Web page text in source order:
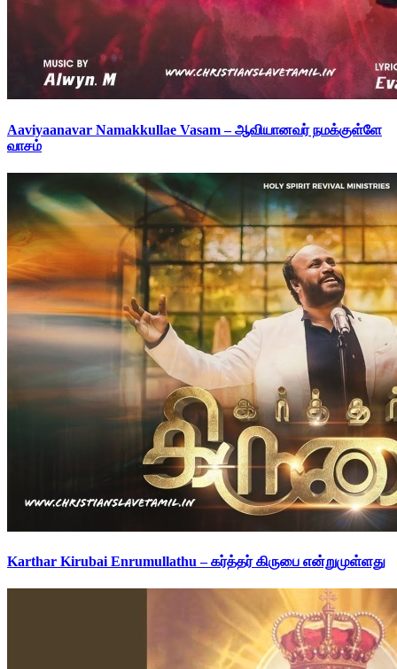
Aaviyaanavar Namakkullae Vasam – ஆவியானவர் நமக்குள்ளே
வாசம்
Karthar Kirubai Enrumullathu – கர்த்தர் கிருபை என்றுமுள்ளது